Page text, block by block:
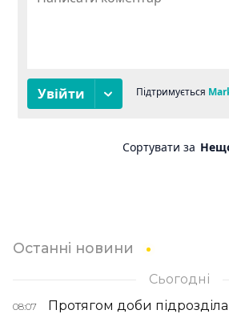
Останні новини
Сьогодні
08:07
Протягом доби